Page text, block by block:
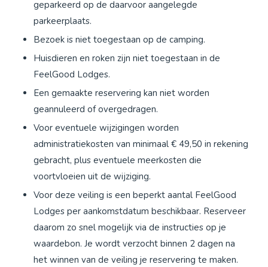
geparkeerd op de daarvoor aangelegde
parkeerplaats.
Bezoek is niet toegestaan op de camping.
Huisdieren en roken zijn niet toegestaan in de
FeelGood Lodges.
Een gemaakte reservering kan niet worden
geannuleerd of overgedragen.
Voor eventuele wijzigingen worden
administratiekosten van minimaal € 49,50 in rekening
gebracht, plus eventuele meerkosten die
voortvloeien uit de wijziging.
Voor deze veiling is een beperkt aantal FeelGood
Lodges per aankomstdatum beschikbaar. Reserveer
daarom zo snel mogelijk via de instructies op je
waardebon. Je wordt verzocht binnen 2 dagen na
het winnen van de veiling je reservering te maken.